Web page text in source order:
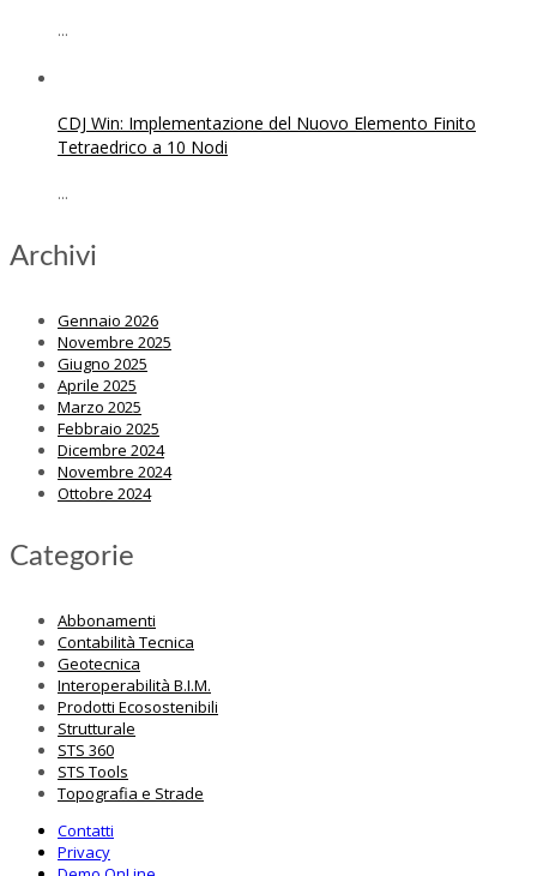
...
CDJ Win: Implementazione del Nuovo Elemento Finito
Tetraedrico a 10 Nodi
...
Archivi
Gennaio 2026
Novembre 2025
Giugno 2025
Aprile 2025
Marzo 2025
Febbraio 2025
Dicembre 2024
Novembre 2024
Ottobre 2024
Categorie
Abbonamenti
Contabilità Tecnica
Geotecnica
Interoperabilità B.I.M.
Prodotti Ecosostenibili
Strutturale
STS 360
STS Tools
Topografia e Strade
Contatti
Privacy